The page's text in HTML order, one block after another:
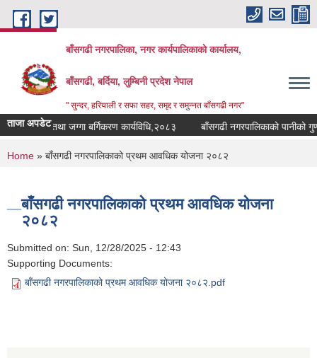
Skip to main content
बाँसगढी नगरपालिका, नगर कार्यपालिकाकाे कार्यालय,
बाँसगढी, बर्दिया, लुम्बिनी प्रदेश नेपाल
" सुन्दर, हरियाली र सफा सहर, समृद्द र समुन्नत बाँसगढी नगर"
ताजा अपडेट
भूउपयोग तथा जग्गा बर्गिकरण कार्यविधि,२०८३ बाँसगढी नगरपालिकाको पानीको
You are here
Home » बाँसगढी नगरपालिकाको प्रथम आवधिक योजना २०८२
बाँसगढी नगरपालिकाको प्रथम आवधिक योजना
२०८२
Submitted on: Sun, 12/28/2025 - 12:43
Supporting Documents:
बाँसगढी नगरपालिकाको प्रथम आवधिक योजना २०८२.pdf